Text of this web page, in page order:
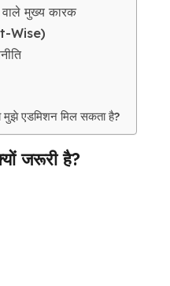
मुख्य कारक
Wise)
एडमिशन मिल सकता है?
जरूरी है?